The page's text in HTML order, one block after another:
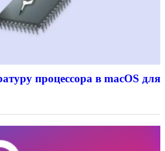
процессора в macOS для